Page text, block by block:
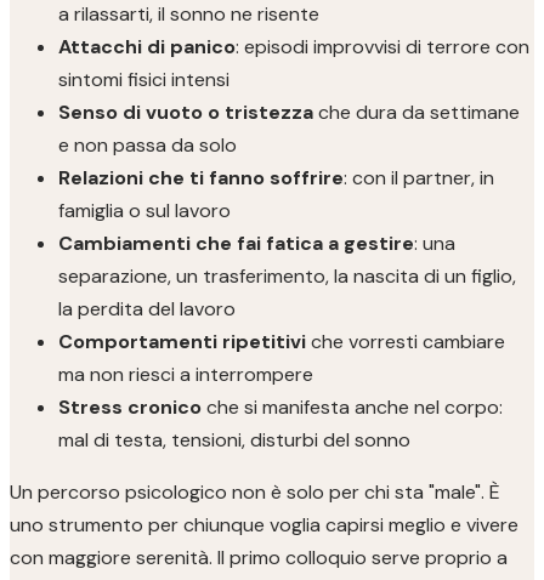
a rilassarti, il sonno ne risente
Attacchi di panico: episodi improvvisi di terrore con
sintomi fisici intensi
Senso di vuoto o tristezzache dura da settimane
e non passa da solo
Relazioni che ti fanno soffrire: con il partner, in
famiglia o sul lavoro
Cambiamenti che fai fatica a gestire: una
separazione, un trasferimento, la nascita di un figlio,
la perdita del lavoro
Comportamenti ripetitiviche vorresti cambiare
ma non riesci a interrompere
Stress cronicoche si manifesta anche nel corpo:
mal di testa, tensioni, disturbi del sonno
Un percorso psicologico non è solo per chi sta "male". È
uno strumento per chiunque voglia capirsi meglio e vivere
con maggiore serenità. Il primo colloquio serve proprio a